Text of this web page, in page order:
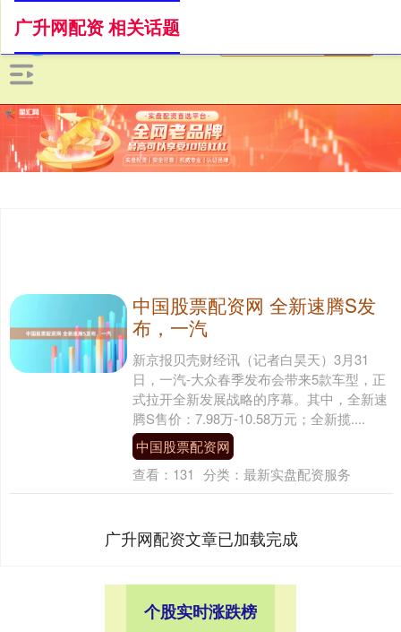
广升网配资 相关话题
中国股票配资网 全新速腾S发
布，一汽
新京报贝壳财经讯（记者白昊天）3月31
日，一汽-大众春季发布会带来5款车型，正
式拉开全新发展战略的序幕。其中，全新速
腾S售价：7.98万-10.58万元；全新揽....
中国股票配资网
查看： 131 分类： 最新实盘配资服务
广升网配资文章已加载完成
个股实时涨跌榜